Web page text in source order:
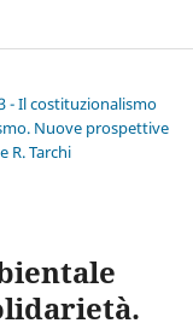
- Il costituzionalismo
Nuove prospettive
R. Tarchi